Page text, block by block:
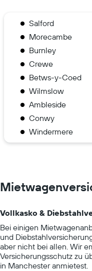
Salford
Morecambe
Burnley
Crewe
Betws-y-Coed
Wilmslow
Ambleside
Conwy
Windermere
Vollkasko &
Bei einigen
und
aber nicht bei allen. Wir
Versicherungsschutz zu
in Manchester anmietest.